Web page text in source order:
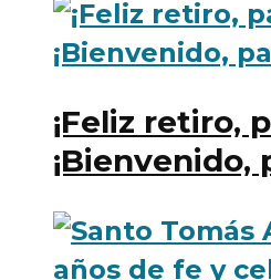
¡Feliz retiro,
¡Bienvenido,